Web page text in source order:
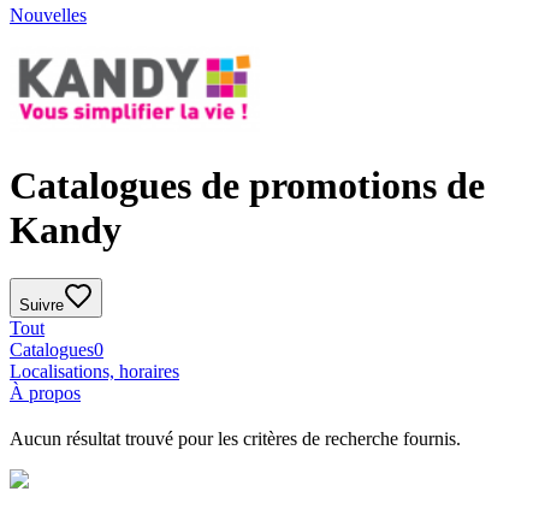
Nouvelles
Catalogues de promotions de
Kandy
Suivre
Tout
Catalogues0
Localisations, horaires
À propos
Aucun résultat trouvé pour les critères de recherche fournis.